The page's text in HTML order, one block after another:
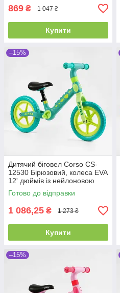
869 ₴ 1 047 ₴
Купити
–15%
Дитячий біговел Corso CS-
12530 Бірюзовий, колеса EVA
12' дюймів із нейлоновою
рамою та вилкою, велобіг
Готово до відправки
1 086,25 ₴ 1 273 ₴
Купити
–15%